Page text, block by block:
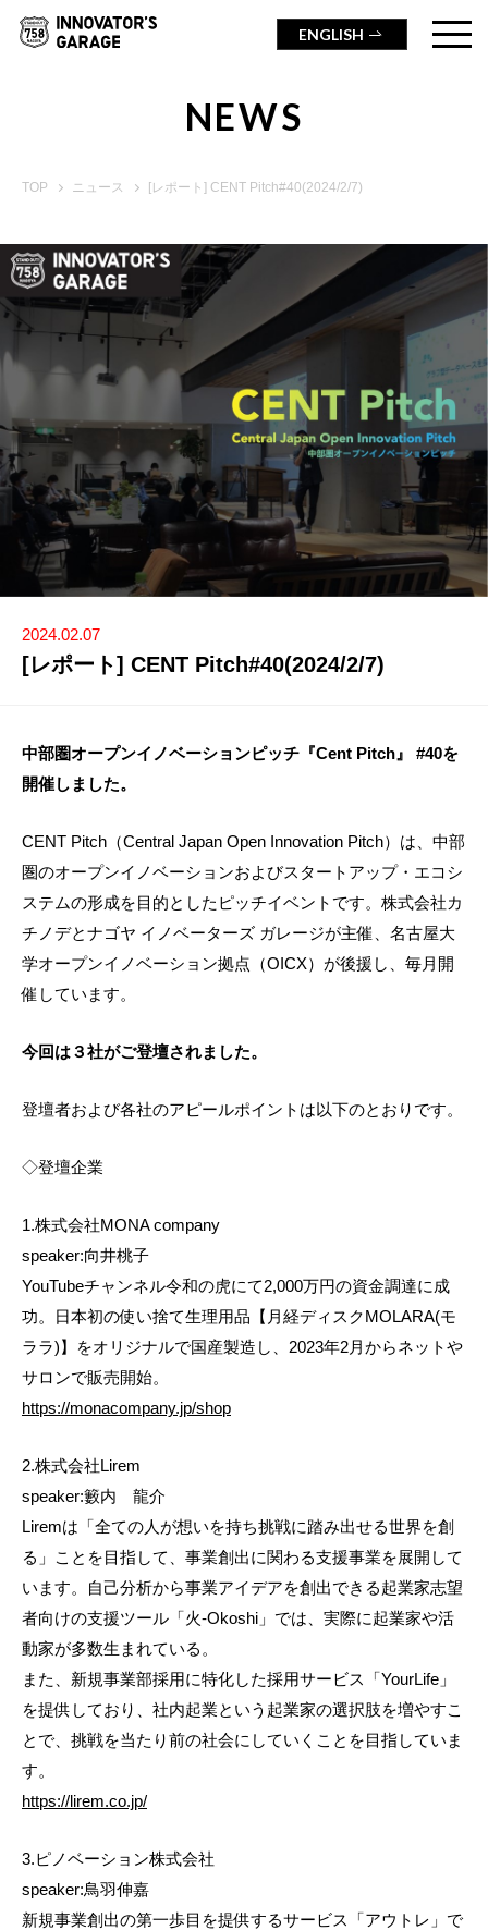
ENGLISH
NEWS
TOP ニュース [レポート] CENT Pitch#40(2024/2/7)
2024.02.07
[レポート] CENT Pitch#40(2024/2/7)
中部圏オープンイノベーションピッチ『Cent Pitch』 #40を
開催しました。
CENT Pitch（Central Japan Open Innovation Pitch）は、中部
圏のオープンイノベーションおよびスタートアップ・エコシ
ステムの形成を目的としたピッチイベントです。株式会社カ
チノデとナゴヤ イノベーターズ ガレージが主催、名古屋大
学オープンイノベーション拠点（OICX）が後援し、毎月開
催しています。
今回は３社がご登壇されました。
登壇者および各社のアピールポイントは以下のとおりです。
◇登壇企業
1.株式会社MONA company
speaker:向井桃子
YouTubeチャンネル令和の虎にて2,000万円の資金調達に成
功。日本初の使い捨て生理用品【月経ディスクMOLARA(モ
ララ)】をオリジナルで国産製造し、2023年2月からネットや
サロンで販売開始。
https://monacompany.jp/shop
2.株式会社Lirem
speaker:籔内 龍介
Liremは「全ての人が想いを持ち挑戦に踏み出せる世界を創
る」ことを目指して、事業創出に関わる支援事業を展開して
います。自己分析から事業アイデアを創出できる起業家志望
者向けの支援ツール「火-Okoshi」では、実際に起業家や活
動家が多数生まれている。
また、新規事業部採用に特化した採用サービス「YourLife」
を提供しており、社内起業という起業家の選択肢を増やすこ
とで、挑戦を当たり前の社会にしていくことを目指していま
す。
https://lirem.co.jp/
3.ピノベーション株式会社
speaker:鳥羽伸嘉
新規事業創出の第一歩目を提供するサービス「アウトレ」で